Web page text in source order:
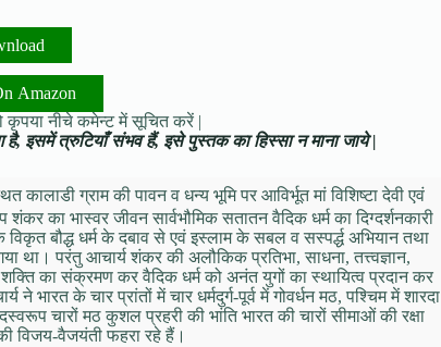
Amazon
कृपया नीचे कमेन्ट में सूचित करें |
है, इसमें त्रुटियाँ संभव हैं, इसे पुस्तक का हिस्सा न माना जाये |
कालाडी ग्राम की पावन व धन्य भूमि पर आविर्भूत मां विशिष्टा देवी एवं
का भास्वर जीवन सार्वभौमिक सतातन वैदिक धर्म का दिग्दर्शनकारी
बौद्ध धर्म के दबाव से एवं इस्लाम के सबल व सस्पर्द्ध अभियान तथा
था। परंतु आचार्य शंकर की अलौकिक प्रतिभा, साधना, तत्त्वज्ञान,
शक्ति का संक्रमण कर वैदिक धर्म को अनंत युगों का स्थायित्व प्रदान कर
भारत के चार प्रांतों में चार धर्मदुर्ग-पूर्व में गोवर्धन मठ, पश्चिम में शारदा
चारों मठ कुशल प्रहरी की भांति भारत की चारों सीमाओं की रक्षा
विजय-वैजयंती फहरा रहे हैं।